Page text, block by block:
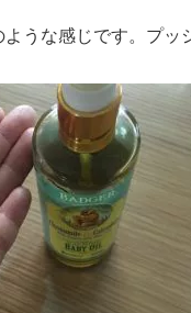
うな感じです。プッ